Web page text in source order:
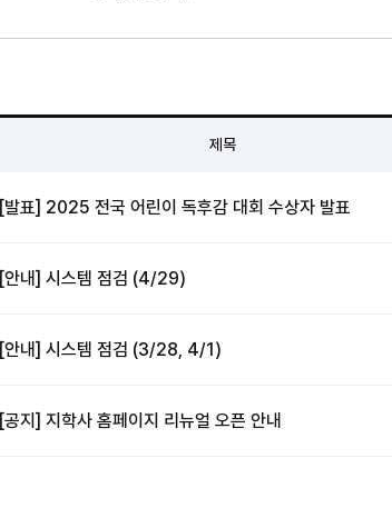
제목
[발표] 2025 전국 어린이 독후감 대회 수상자 발표
[안내] 시스템 점검 (4/29)
[안내] 시스템 점검 (3/28, 4/1)
[공지] 지학사 홈페이지 리뉴얼 오픈 안내